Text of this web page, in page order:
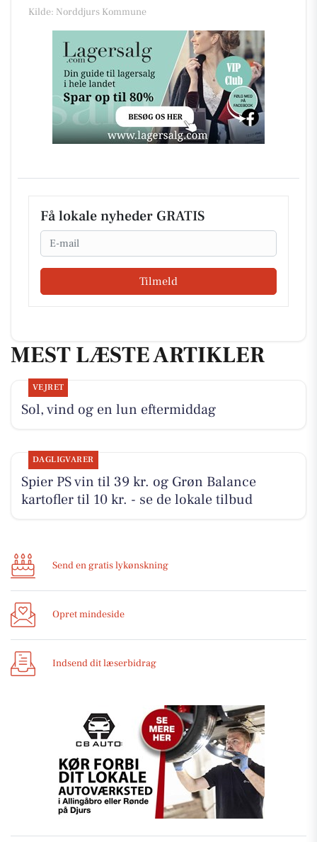
Kilde: Norddjurs Kommune
Få lokale nyheder GRATIS
Email
Tilmeld
MEST LÆSTE ARTIKLER
VEJRET
Sol, vind og en lun eftermiddag
DAGLIGVARER
Spier PS vin til 39 kr. og Grøn Balance
kartofler til 10 kr. - se de lokale tilbud
Send en gratis lykønskning
Opret mindeside
Indsend dit læserbidrag